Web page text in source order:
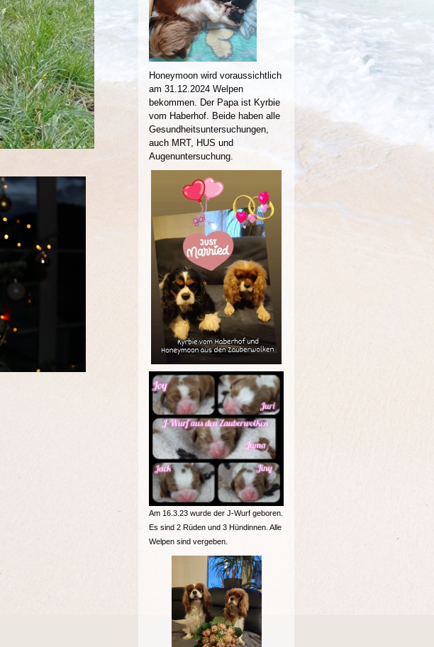
Honeymoon wird voraussichtlich
am 31.12.2024 Welpen
bekommen. Der Papa ist Kyrbie
vom Haberhof. Beide haben alle
Gesundheitsuntersuchungen,
auch MRT, HUS und
Augenuntersuchung.
Am 16.3.23 wurde der J-Wurf geboren.
Es sind 2 Rüden und 3 Hündinnen. Alle
Welpen sind vergeben.